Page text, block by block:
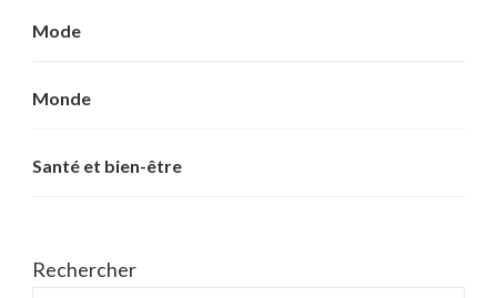
Mode
Monde
Santé et bien-être
Rechercher